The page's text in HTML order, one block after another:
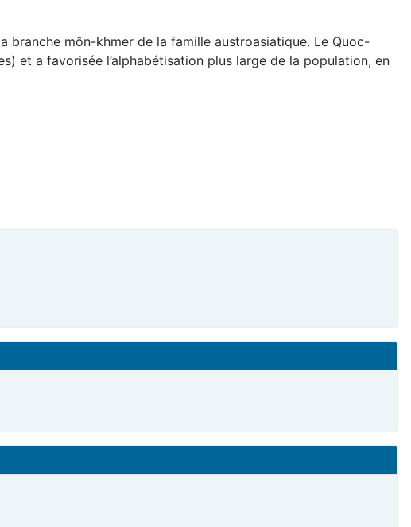
branche môn-khmer de la famille austroasiatique. Le Quoc-
et a favorisée l’alphabétisation plus large de la population, en